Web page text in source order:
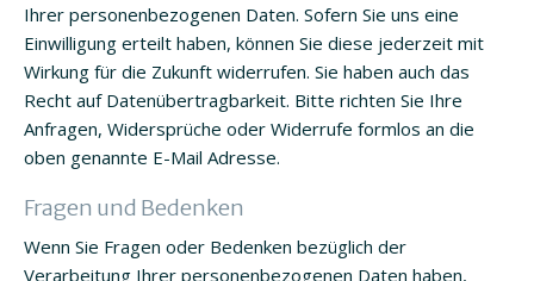
Ihrer personenbezogenen Daten. Sofern Sie uns eine
Einwilligung erteilt haben, können Sie diese jederzeit mit
Wirkung für die Zukunft widerrufen. Sie haben auch das
Recht auf Datenübertragbarkeit. Bitte richten Sie Ihre
Anfragen, Widersprüche oder Widerrufe formlos an die
oben genannte E-Mail Adresse.
Fragen und Bedenken
Wenn Sie Fragen oder Bedenken bezüglich der
Verarbeitung Ihrer personenbezogenen Daten haben,